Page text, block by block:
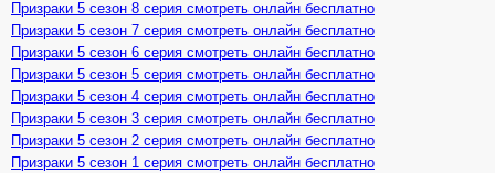
Призраки 5 сезон 8 серия смотреть онлайн бесплатно
Призраки 5 сезон 7 серия смотреть онлайн бесплатно
Призраки 5 сезон 6 серия смотреть онлайн бесплатно
Призраки 5 сезон 5 серия смотреть онлайн бесплатно
Призраки 5 сезон 4 серия смотреть онлайн бесплатно
Призраки 5 сезон 3 серия смотреть онлайн бесплатно
Призраки 5 сезон 2 серия смотреть онлайн бесплатно
Призраки 5 сезон 1 серия смотреть онлайн бесплатно